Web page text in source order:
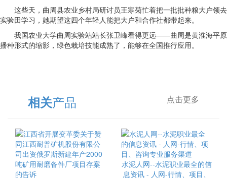
这些天，曲周县农业乡村局研讨员王寒菊忙着把一批批种粮大户领去
实验田学习，她期望这四个年轻人能把大户和合作社都带起来。
我国农业大学曲周实验站站长张卫峰看得更远——曲周是黄淮海平原
播种形式的缩影，绿色栽培技能成熟了，能够在全国推行应用。
相关产品 点击更多
水泥人网--水泥职业最全的信
息资讯 - 人网-行情、项目、